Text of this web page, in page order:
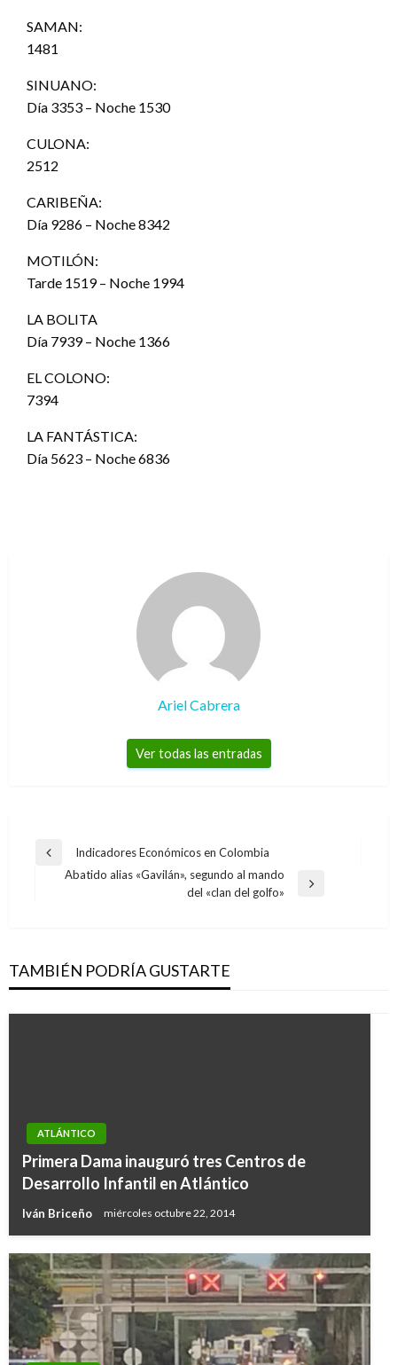
SAMAN:
1481
SINUANO:
Día 3353 – Noche 1530
CULONA:
2512
CARIBEÑA:
Día 9286 – Noche 8342
MOTILÓN:
Tarde 1519 – Noche 1994
LA BOLITA
Día 7939 – Noche 1366
EL COLONO:
7394
LA FANTÁSTICA:
Día 5623 – Noche 6836
Ariel Cabrera
Ver todas las entradas
Navegación
Entrada
anterior
Indicadores Económicos en Colombia
Abatido alias «Gavilán», segundo al mando
del «clan del golfo»
TAMBIÉN PODRÍA GUSTARTE
ATLÁNTICO
Primera Dama inauguró tres Centros de
Desarrollo Infantil en Atlántico
Iván Briceño miércoles octubre 22, 2014